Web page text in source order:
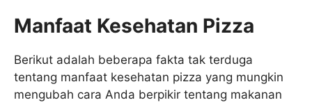
Manfaat Kesehatan Pizza
Berikut adalah beberapa fakta tak terduga
tentang manfaat kesehatan pizza yang mungkin
mengubah cara Anda berpikir tentang makanan